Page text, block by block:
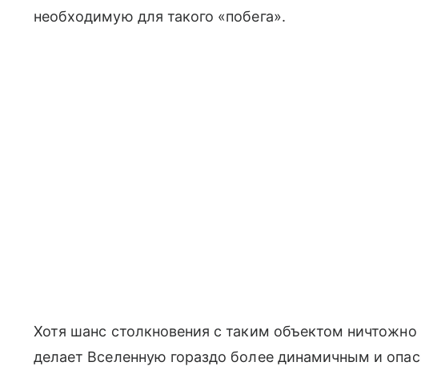
необходимую для такого «побега».
Хотя шанс столкновения с таким объектом
делает Вселенную гораздо более динамичным и